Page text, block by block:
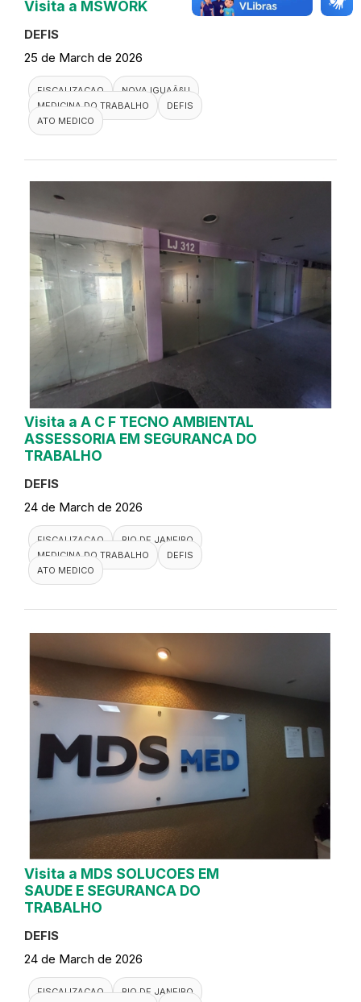
Visita a MSWORK
DEFIS
25 de March de 2026
FISCALIZACAO
NOVA IGUAÃ§U
MEDICINA DO TRABALHO
DEFIS
ATO MEDICO
Visita a A C F TECNO AMBIENTAL
ASSESSORIA EM SEGURANCA DO
TRABALHO
DEFIS
24 de March de 2026
FISCALIZACAO
RIO DE JANEIRO
MEDICINA DO TRABALHO
DEFIS
ATO MEDICO
Visita a MDS SOLUCOES EM
SAUDE E SEGURANCA DO
TRABALHO
DEFIS
24 de March de 2026
FISCALIZACAO
RIO DE JANEIRO